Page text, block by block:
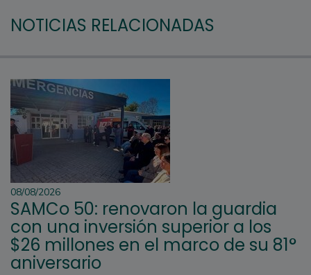
NOTICIAS RELACIONADAS
08/08/2026
SAMCo 50: renovaron la guardia
con una inversión superior a los
$26 millones en el marco de su 81°
aniversario